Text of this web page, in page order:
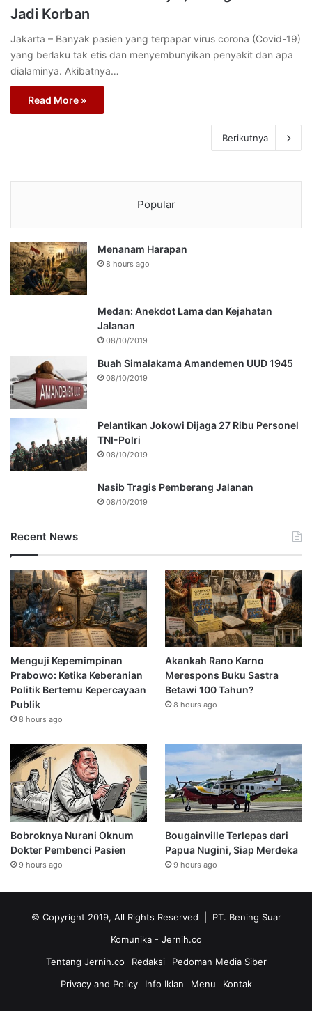
Jadi Korban
Jakarta – Banyak pasien yang terpapar virus corona (Covid-19)
yang berlaku tak etis dan menyembunyikan penyakit dan apa
dialaminya. Akibatnya…
Read More »
Berikutnya
Popular
Menanam Harapan
8 hours ago
Medan: Anekdot Lama dan Kejahatan
Jalanan
08/10/2019
Buah Simalakama Amandemen UUD 1945
08/10/2019
Pelantikan Jokowi Dijaga 27 Ribu Personel
TNI-Polri
08/10/2019
Nasib Tragis Pemberang Jalanan
08/10/2019
Recent News
Menguji Kepemimpinan
Prabowo: Ketika Keberanian
Politik Bertemu Kepercayaan
Publik
8 hours ago
Akankah Rano Karno
Merespons Buku Sastra
Betawi 100 Tahun?
8 hours ago
Bobroknya Nurani Oknum
Dokter Pembenci Pasien
9 hours ago
Bougainville Terlepas dari
Papua Nugini, Siap Merdeka
9 hours ago
© Copyright 2019, All Rights Reserved | PT. Bening Suar
Komunika - Jernih.co
Tentang Jernih.co
Redaksi
Pedoman Media Siber
Privacy and Policy
Info Iklan Menu Kontak